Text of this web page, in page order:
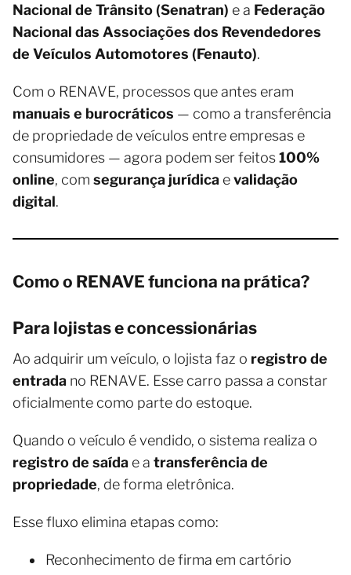
Nacional de Trânsito (Senatran) e a Federação
Nacional das Associações dos Revendedores
de Veículos Automotores (Fenauto).
Com o RENAVE, processos que antes eram
manuais e burocráticos — como a transferência
de propriedade de veículos entre empresas e
consumidores — agora podem ser feitos100%
online, com segurança jurídica evalidação
digital.
Como o RENAVE funciona na prática?
Para lojistas e concessionárias
Ao adquirir um veículo, o lojista faz o registro de
entrada no RENAVE. Esse carro passa a constar
oficialmente como parte do estoque.
Quando o veículo é vendido, o sistema realiza o
registro de saída e a transferência de
propriedade, de forma eletrônica.
Esse fluxo elimina etapas como:
Reconhecimento de firma em cartório